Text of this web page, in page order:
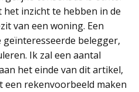
inzicht te hebben in de
van een woning. Een
belegger,
Ik zal een aantal
het einde van dit artikel,
een rekenvoorbeeld maken